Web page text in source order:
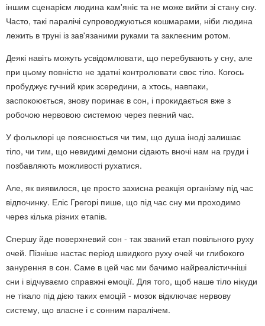
іншим сценарієм людина кам'яніє та не може вийти зі стану сну.
Часто, такі паралічі супроводжуються кошмарами, ніби людина
лежить в труні із зав'язаними руками та заклеєним ротом.
Деякі навіть можуть усвідомлювати, що перебувають у сну, але
при цьому повністю не здатні контролювати своє тіло. Когось
пробуджує гучний крик зсередини, а хтось, навпаки,
заспокоюється, знову поринає в сон, і прокидається вже з
робочою нервовою системою через певний час.
У фольклорі це пояснюється чи тим, що душа іноді залишає
тіло, чи тим, що невидимі демони сідають вночі нам на груди і
позбавляють можливості рухатися.
Але, як виявилося, це просто захисна реакція організму під час
відпочинку. Еліс Грегорі пише, що під час сну ми проходимо
через кілька різних етапів.
Спершу йде поверхневий сон - так званий етап повільного руху
очей. Пізніше настає період швидкого руху очей чи глибокого
занурення в сон. Саме в цей час ми бачимо найреалістичніші
сни і відчуваємо справжні емоції. Для того, щоб наше тіло нікуди
не тікало під дією таких емоцій - мозок відключає нервову
систему, що власне і є сонним паралічем.